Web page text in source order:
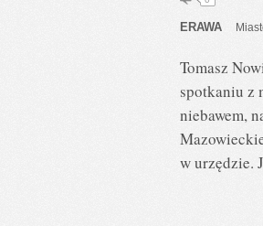
ERAWA
Tomasz
spotkaniu z
niebawem,
w urzędzie.